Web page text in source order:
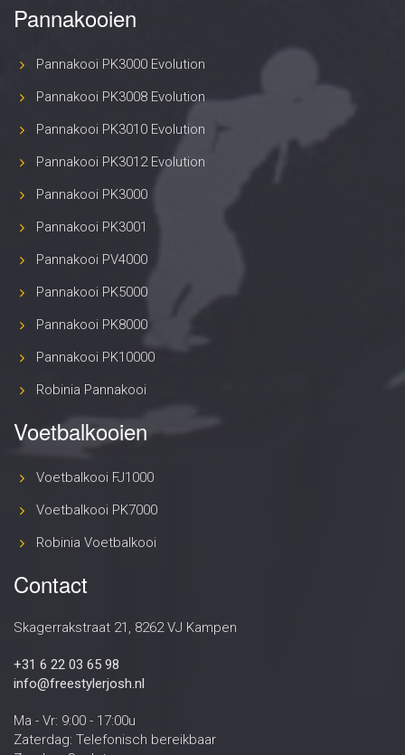
Pannakooien
Pannakooi PK3000 Evolution
Pannakooi PK3008 Evolution
Pannakooi PK3010 Evolution
Pannakooi PK3012 Evolution
Pannakooi PK3000
Pannakooi PK3001
Pannakooi PV4000
Pannakooi PK5000
Pannakooi PK8000
Pannakooi PK10000
Robinia Pannakooi
Voetbalkooien
Voetbalkooi FJ1000
Voetbalkooi PK7000
Robinia Voetbalkooi
Contact
Skagerrakstraat 21, 8262 VJ Kampen
+31 6 22 03 65 98
info@freestylerjosh.nl
Ma - Vr: 9:00 - 17:00u
Zaterdag: Telefonisch bereikbaar